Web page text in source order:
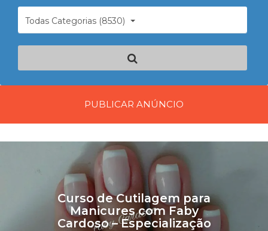
Todas Categorias (8530)
PUBLICAR ANÚNCIO
Curso de Cutilagem para
Manicures com Faby
Cardoso – Especialização